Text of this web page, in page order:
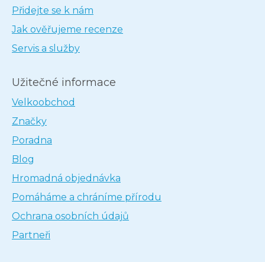
Přidejte se k nám
Jak ověřujeme recenze
Servis a služby
Užitečné informace
Velkoobchod
Značky
Poradna
Blog
Hromadná objednávka
Pomáháme a chráníme přírodu
Ochrana osobních údajů
Partneři